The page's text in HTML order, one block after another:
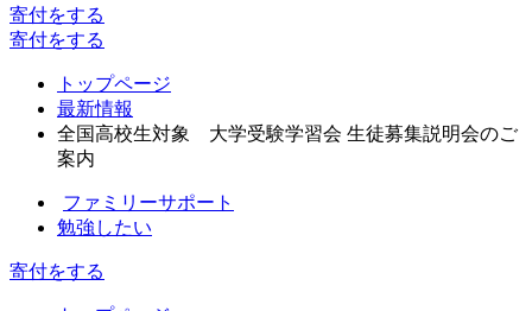
寄付をする
寄付をする
トップページ
最新情報
全国高校生対象 大学受験学習会 生徒募集説明会のご
案内
ファミリーサポート
勉強したい
寄付をする